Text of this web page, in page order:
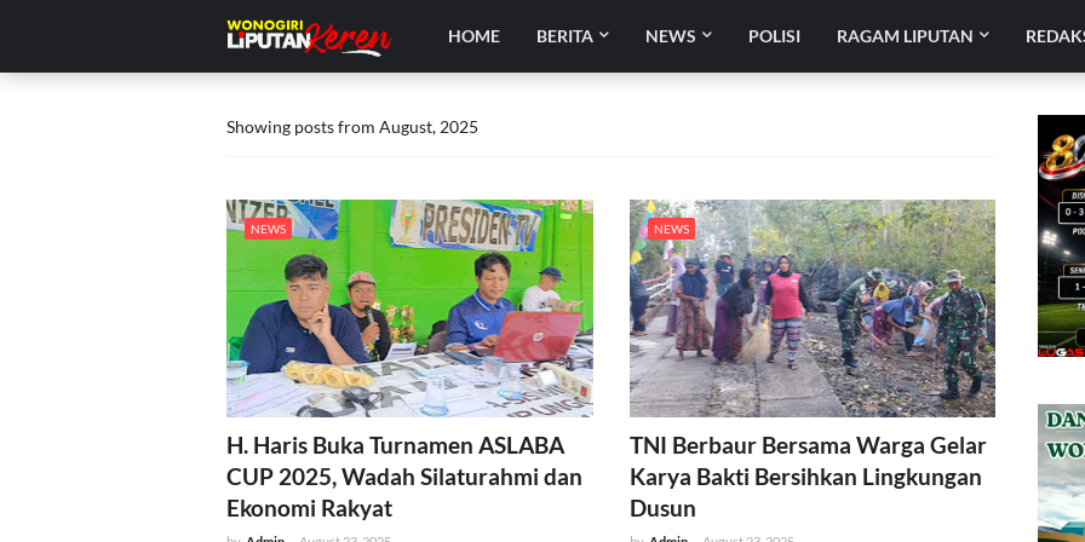
HOME BERITA NEWS POLISI RAGAM LIPUTAN
Showing posts from August, 2025
NEWS
H. Haris Buka Turnamen ASLABA
CUP 2025, Wadah Silaturahmi dan
Ekonomi Rakyat
NEWS
TNI Berbaur Bersama Warga Gelar
Karya Bakti Bersihkan Lingkungan
Dusun